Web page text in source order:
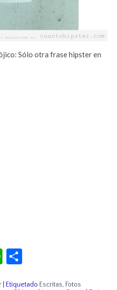
Sólo otra frase hipster en
WhatsApp
|Etiquetado Escritas, Fotos